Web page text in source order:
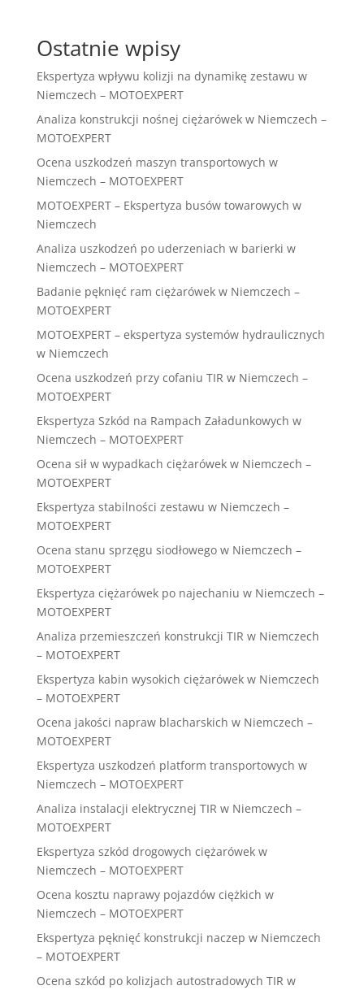
Ostatnie wpisy
Ekspertyza wpływu kolizji na dynamikę zestawu w
Niemczech – MOTOEXPERT
Analiza konstrukcji nośnej ciężarówek w Niemczech –
MOTOEXPERT
Ocena uszkodzeń maszyn transportowych w
Niemczech – MOTOEXPERT
MOTOEXPERT – Ekspertyza busów towarowych w
Niemczech
Analiza uszkodzeń po uderzeniach w barierki w
Niemczech – MOTOEXPERT
Badanie pęknięć ram ciężarówek w Niemczech –
MOTOEXPERT
MOTOEXPERT – ekspertyza systemów hydraulicznych
w Niemczech
Ocena uszkodzeń przy cofaniu TIR w Niemczech –
MOTOEXPERT
Ekspertyza Szkód na Rampach Załadunkowych w
Niemczech – MOTOEXPERT
Ocena sił w wypadkach ciężarówek w Niemczech –
MOTOEXPERT
Ekspertyza stabilności zestawu w Niemczech –
MOTOEXPERT
Ocena stanu sprzęgu siodłowego w Niemczech –
MOTOEXPERT
Ekspertyza ciężarówek po najechaniu w Niemczech –
MOTOEXPERT
Analiza przemieszczeń konstrukcji TIR w Niemczech
– MOTOEXPERT
Ekspertyza kabin wysokich ciężarówek w Niemczech
– MOTOEXPERT
Ocena jakości napraw blacharskich w Niemczech –
MOTOEXPERT
Ekspertyza uszkodzeń platform transportowych w
Niemczech – MOTOEXPERT
Analiza instalacji elektrycznej TIR w Niemczech –
MOTOEXPERT
Ekspertyza szkód drogowych ciężarówek w
Niemczech – MOTOEXPERT
Ocena kosztu naprawy pojazdów ciężkich w
Niemczech – MOTOEXPERT
Ekspertyza pęknięć konstrukcji naczep w Niemczech
– MOTOEXPERT
Ocena szkód po kolizjach autostradowych TIR w